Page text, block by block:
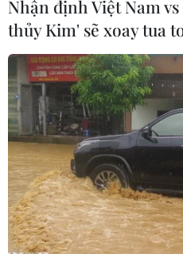
Ảnh minh họa.
Nhằm tránh tình trạng
số trường và phụ
về công tác tuyển sinh
thành phố, Sở Giáo dục
Nhận định Việt Nam
thủy Kim' sẽ xoay tua